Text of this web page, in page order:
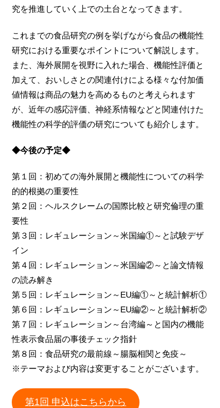
究を推進していく上での土台となってきます。
これまでの食品研究の例を挙げながら食品の機能性
研究における重要なポイントについて解説します。
また、海外展開を視野に入れた場合、機能性評価と
加えて、おいしさとの関連付けによる様々な付加価
値情報は商品の魅力を高めるものと考えられます
が、近年の感応評価、神経系情報などと関連付けた
機能性の科学的評価の研究についても紹介します。
◆今後の予定◆
第１回：初めての海外展開と機能性についての科学
的的根拠の重要性
第２回：ヘルスクレームの国際比較と研究倫理の重
要性
第３回：レギュレーション～米国編①～と試験デザ
イン
第４回：レギュレーション～米国編②～と論文情報
の読み解き
第５回：レギュレーション～EU編①～と統計解析①
第６回：レギュレーション～EU編②～と統計解析②
第７回：レギュレーション～台湾編～と国内の機能
性表示食品届の事後チェック指針
第８回：食品研究の最前線～腸脳相関と免疫～
※テーマおよび内容は変更することがございます。
第1回 申込はこちらから